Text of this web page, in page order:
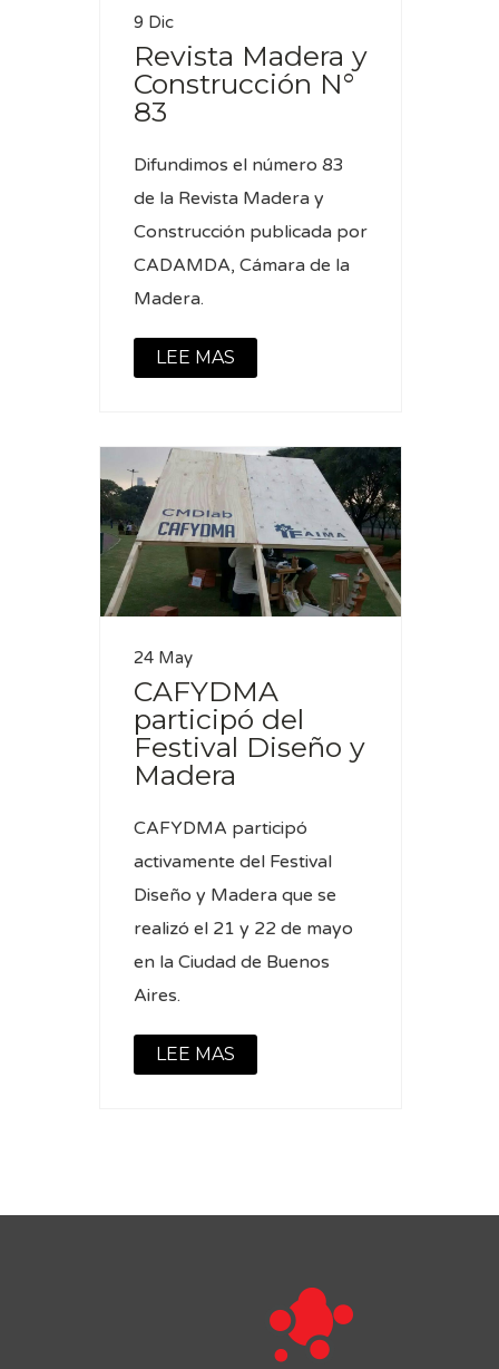
9 Dic
Revista Madera y
Construcción N°
83
Difundimos el número 83
de la Revista Madera y
Construcción publicada por
CADAMDA, Cámara de la
Madera.
LEE MAS
24 May
CAFYDMA
participó del
Festival Diseño y
Madera
CAFYDMA participó
activamente del Festival
Diseño y Madera que se
realizó el 21 y 22 de mayo
en la Ciudad de Buenos
Aires.
LEE MAS